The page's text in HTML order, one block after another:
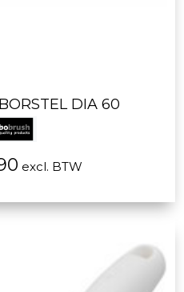
DIA 60
excl. BTW